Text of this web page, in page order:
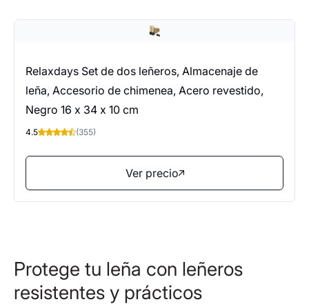
Relaxdays Set de dos leñeros, Almacenaje de
leña, Accesorio de chimenea, Acero revestido,
Negro 16 x 34 x 10 cm
4.5 (355)
Ver precio
Protege tu leña con leñeros
resistentes y prácticos